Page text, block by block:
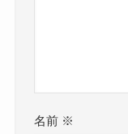
名前 ※